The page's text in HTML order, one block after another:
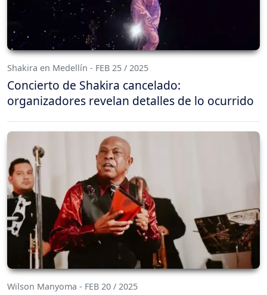
Shakira en Medellín - FEB 25 / 2025
Concierto de Shakira cancelado:
organizadores revelan detalles de lo ocurrido
Wilson Manyoma - FEB 20 / 2025